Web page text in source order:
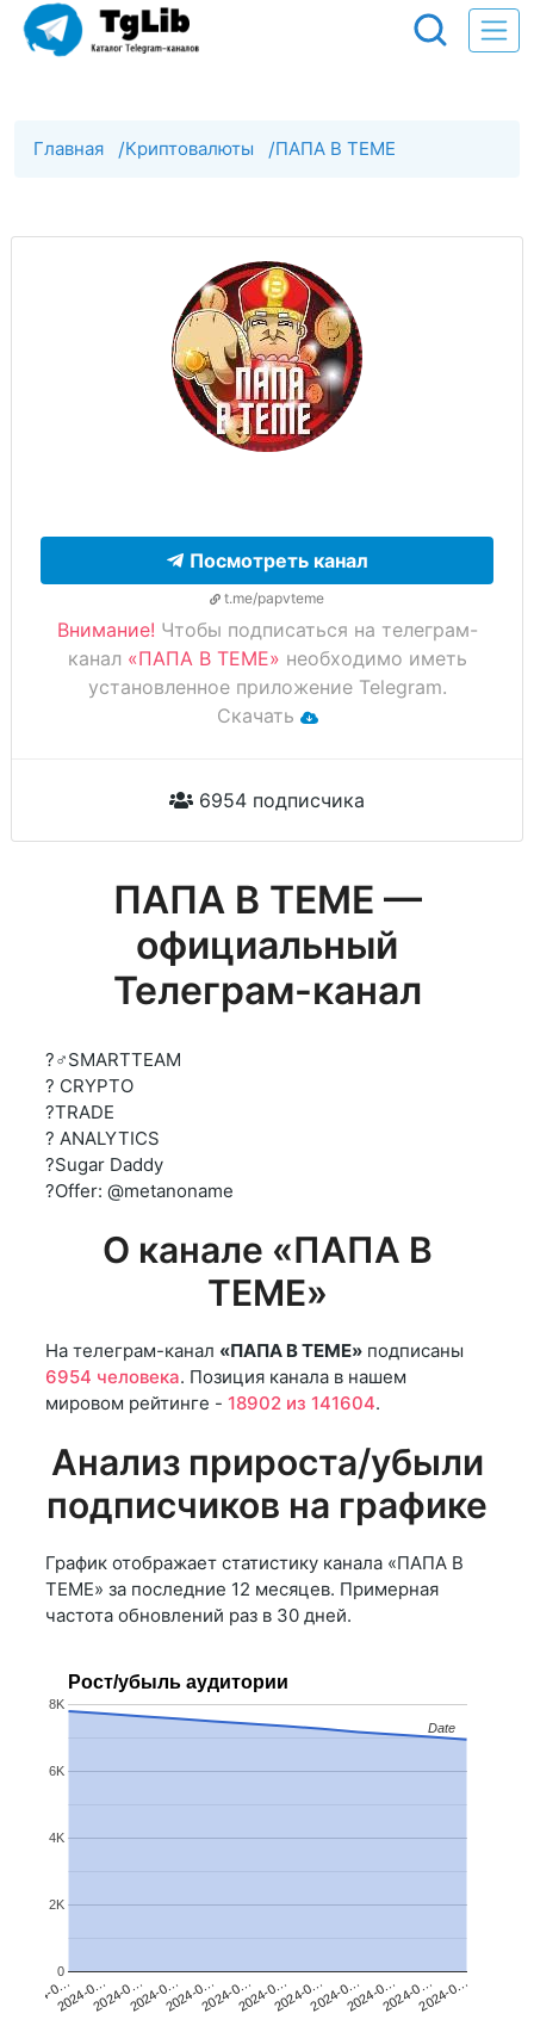
Главная /Криптовалюты /ПАПА В ТЕМЕ
Посмотреть канал
t.me/papvteme
Внимание! Чтобы подписаться на телеграм-
канал «ПАПА В ТЕМЕ» необходимо иметь
установленное приложение Telegram.
Скачать
6954 подписчика
ПАПА В ТЕМЕ —
официальный
Телеграм-канал
?‍♂️SMARTTEAM
? CRYPTO
?TRADE
? ANALYTICS
?Sugar Daddy
?Offer: @metanoname
О канале «ПАПА В
ТЕМЕ»
На телеграм-канал «ПАПА В ТЕМЕ» подписаны
6954 человека. Позиция канала в нашем
мировом рейтинге - 18902 из 141604.
Анализ прироста/убыли
подписчиков на графике
График отображает статистику канала «ПАПА В
ТЕМЕ» за последние 12 месяцев. Примерная
частота обновлений раз в 30 дней.
Рост/убыль аудитории
2024-0…2024-0…2024-0…2024-0…2024-0…2024-0…2024-0…2024-0…2024-0…2024-0…2024-0…2024-0…
0
2K
4K
6K
8K
Date
Date